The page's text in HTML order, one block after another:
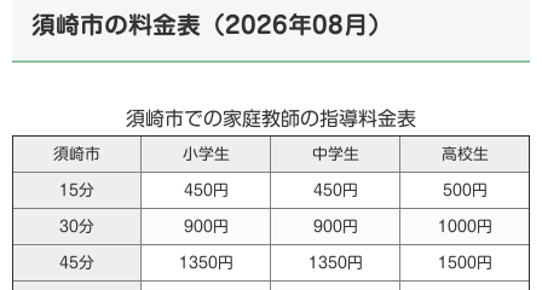
須崎市の料金表（2026年08月）
須崎市での家庭教師の指導料金表
須崎市 小学生 中学生 高校生
15分 450円 450円 500円
30分 900円 900円 1000円
45分 1350円 1350円 1500円